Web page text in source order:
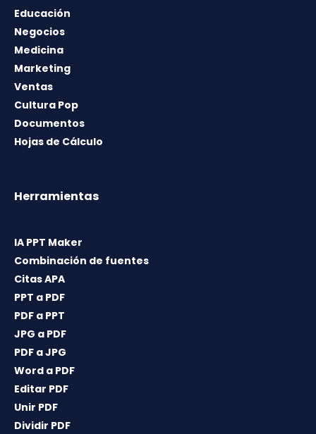
Educación
Negocios
Medicina
Marketing
Ventas
Cultura Pop
Documentos
Hojas de Cálculo
Herramientas
IA PPT Maker
Combinación de fuentes
Citas APA
PPT a PDF
PDF a PPT
JPG a PDF
PDF a JPG
Word a PDF
Editar PDF
Unir PDF
Dividir PDF